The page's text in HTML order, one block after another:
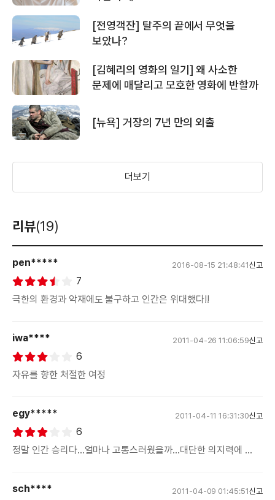
[전영객잔] 탈주의 끝에서 무엇을
보았나?
[김혜리의 영화의 일기] 왜 사소한
문제에 매달리고 모호한 영화에 반할까
[뉴욕] 거장의 7년 만의 외출
더보기
리뷰(19)
pen***** 2016-08-15 21:48:41신고
7
극한의 환경과 악재에도 불구하고 인간은 위대했다!!
iwa**** 2011-04-26 11:06:59신고
6
자유를 향한 처절한 여정
egy***** 2011-04-11 16:31:30신고
6
정말 인간 승리다...얼마나 고통스러웠을까...대단한 의지력에 ...
sch**** 2011-04-09 01:45:51신고